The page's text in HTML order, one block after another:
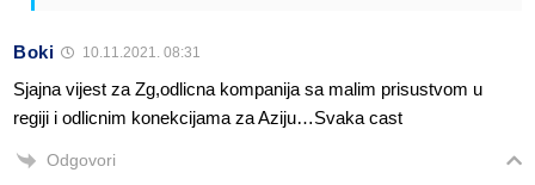
Boki 10.11.2021. 08:31
Sjajna vijest za Zg,odlicna kompanija sa malim prisustvom u
regiji i odlicnim konekcijama za Aziju…Svaka cast
Odgovori